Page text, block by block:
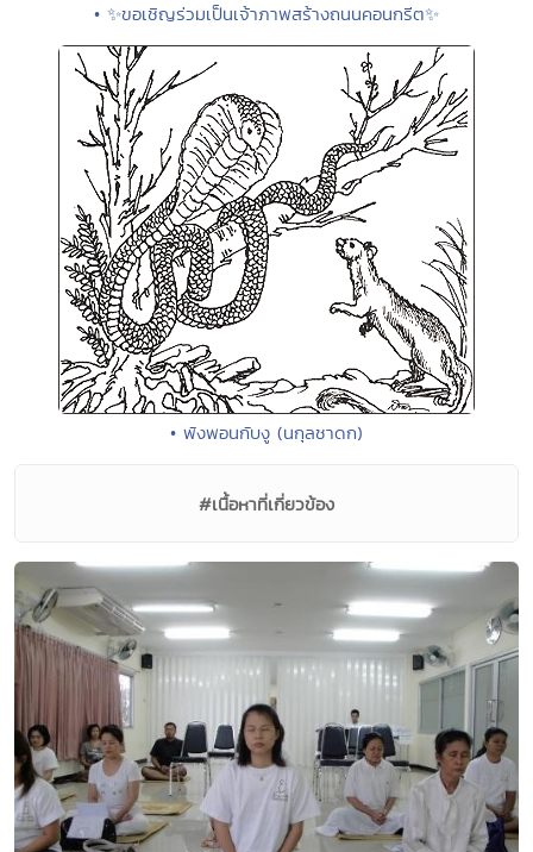
• ✨ขอเชิญร่วมเป็นเจ้าภาพสร้างถนนคอนกรีต✨
• พังพอนกับงู (นกุลชาดก)
#เนื้อหาที่เกี่ยวข้อง